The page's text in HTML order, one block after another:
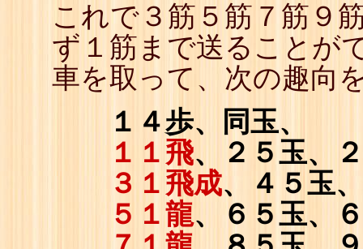
これで３筋５筋７筋９
ず１筋まで送ることが
車を取って、次の趣向
１４歩、同玉、
１１飛、２５玉、
３１飛成、４５玉
５１龍、６５玉、